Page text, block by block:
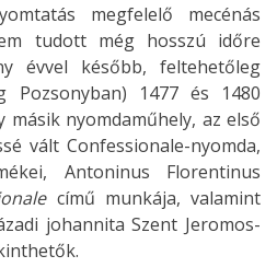
megfelelő mecénás
tudott még hosszú időre
évvel később, feltehetőleg
Pozsonyban) 1477 és 1480
nyomdaműhely, az első
vált Confessionale-nyomda,
Antoninus Florentinus
című munkája, valamint
johannita Szent Jeromos-